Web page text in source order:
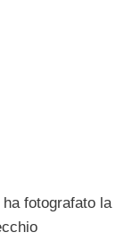
ha fotografato la